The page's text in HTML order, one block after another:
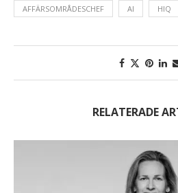
AFFÄRSOMRÅDESCHEF AI HIQ
RELATERADE